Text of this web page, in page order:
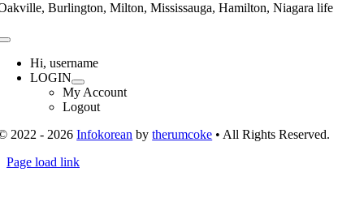
Burlington, Milton, Mississauga, Hamilton, Niagara life
Toggle
NavigationHi, username
LOGIN
My Account
Logout
2022 - 2026Infokorean bytherumcoke • All Rights Reserved.
Toggle
Page load link